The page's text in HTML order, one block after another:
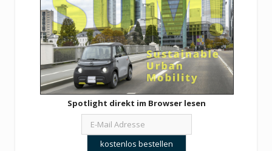
Spotlight direkt im Browser lesen